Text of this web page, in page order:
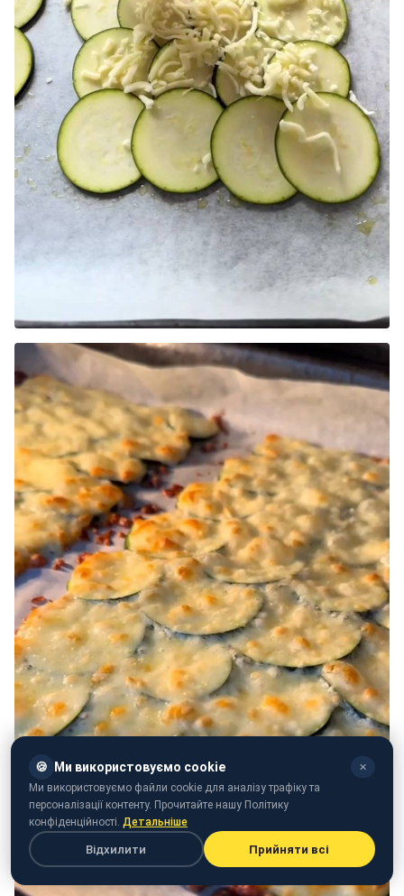
🍪 Ми використовуємо cookie ✕
Ми використовуємо файли cookie для аналізу трафіку та
персоналізації контенту. Прочитайте нашу Політику
конфіденційності. Детальніше
Відхилити Прийняти всі